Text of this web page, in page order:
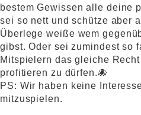
bestem Gewissen alle deine
sei so nett und schütze aber
Überlege weiße wem
gibst. Oder sei zumindest so
Mitspielern das gleiche
profitieren zu dürfen.🐙
PS: Wir haben keine
mitzuspielen.